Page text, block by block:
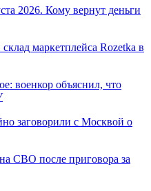
2026. Кому вернут деньги
маркетплейса Rozetka в
военкор объяснил, что
заговорили с Москвой о
СВО после приговора за